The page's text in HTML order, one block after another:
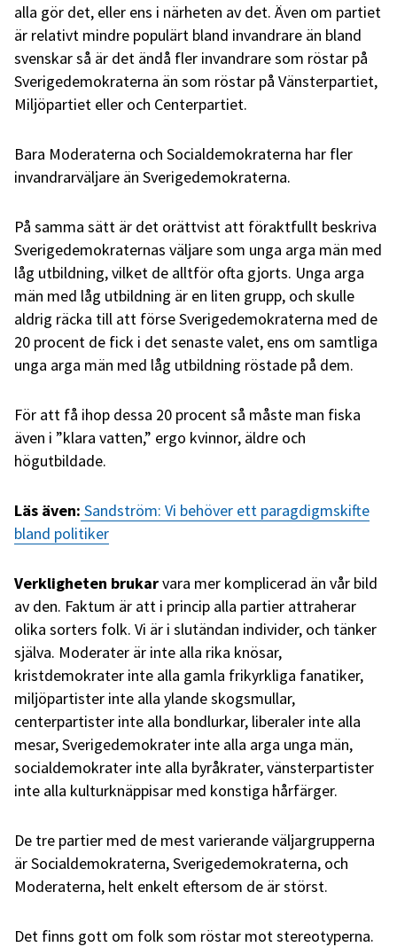
alla gör det, eller ens i närheten av det. Även om partiet
är relativt mindre populärt bland invandrare än bland
svenskar så är det ändå fler invandrare som röstar på
Sverigedemokraterna än som röstar på Vänsterpartiet,
Miljöpartiet eller och Centerpartiet.
Bara Moderaterna och Socialdemokraterna har fler
invandrarväljare än Sverigedemokraterna.
På samma sätt är det orättvist att föraktfullt beskriva
Sverigedemokraternas väljare som unga arga män med
låg utbildning, vilket de alltför ofta gjorts. Unga arga
män med låg utbildning är en liten grupp, och skulle
aldrig räcka till att förse Sverigedemokraterna med de
20 procent de fick i det senaste valet, ens om samtliga
unga arga män med låg utbildning röstade på dem.
För att få ihop dessa 20 procent så måste man fiska
även i ”klara vatten,” ergo kvinnor, äldre och
högutbildade.
Läs även: Sandström: Vi behöver ett paragdigmskifte
bland politiker
Verkligheten brukarvara mer komplicerad än vår bild
av den. Faktum är att i princip alla partier attraherar
olika sorters folk. Vi är i slutändan individer, och tänker
själva. Moderater är inte alla rika knösar,
kristdemokrater inte alla gamla frikyrkliga fanatiker,
miljöpartister inte alla ylande skogsmullar,
centerpartister inte alla bondlurkar, liberaler inte alla
mesar, Sverigedemokrater inte alla arga unga män,
socialdemokrater inte alla byråkrater, vänsterpartister
inte alla kulturknäppisar med konstiga hårfärger.
De tre partier med de mest varierande väljargrupperna
är Socialdemokraterna, Sverigedemokraterna, och
Moderaterna, helt enkelt eftersom de är störst.
Det finns gott om folk som röstar mot stereotyperna.